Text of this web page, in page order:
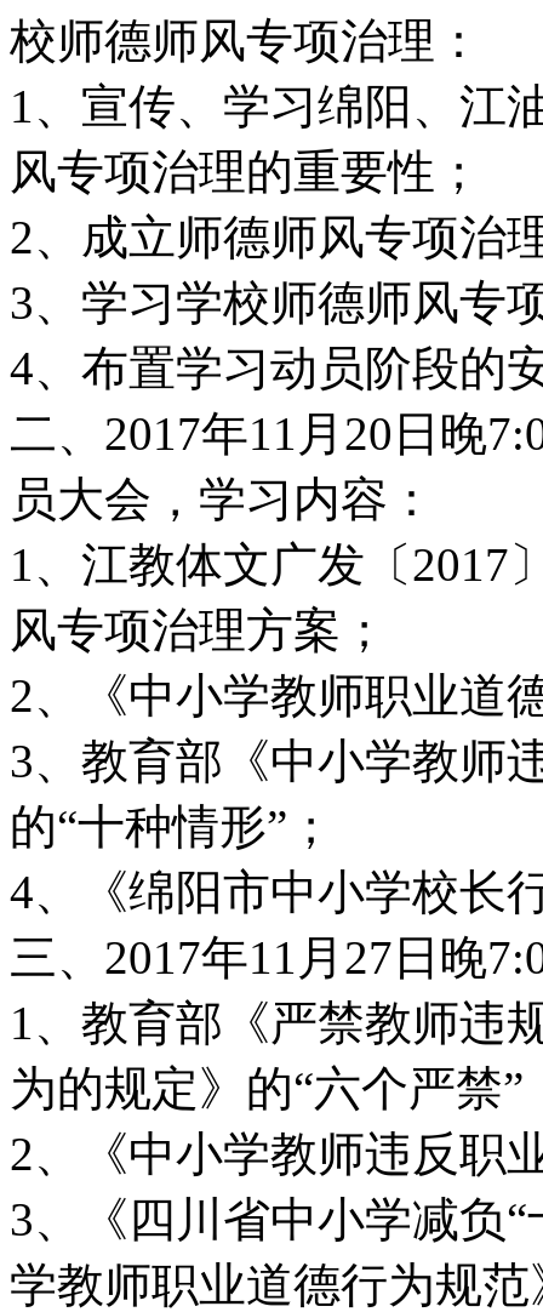
校师德师风专项治理：
1、宣传、学习绵阳、江
风专项治理的重要性；
2、成立师德师风专项治
3、学习学校师德师风专
4、布置学习动员阶段的
二、2017年11月20日晚
员大会，学习内容：
1、江教体文广发〔2017
风专项治理方案；
2、《中小学教师职业道
3、教育部《中小学教师
的“十种情形”；
4、《绵阳市中小学校长
三、2017年11月27日晚
1、教育部《严禁教师违
为的规定》的“六个严禁”
2、《中小学教师违反职
3、《四川省中小学减负
学教师职业道德行为规范